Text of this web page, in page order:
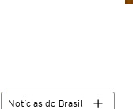
Notícias do Brasil